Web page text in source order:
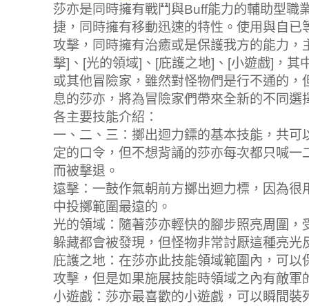
莎亦是同時擁有戰鬥與Buff能力的輔助型職
捷，同時擁有移動迅速的特性。使用與自
攻擊，同時擁有治癒或是保護我方的能力，
擊]、[光的領域]、[庇護之地]、[小遊戲]，其
或其他冒險家，雖然對怪物們是行不通的
息的莎亦，將為冒險家們帶來全新的不同選
各主要技能介紹：
一、二、三：擲出迴力鏢的基本技能，共
定的口令，但不想背誦的莎亦每次都只喊
而被擊退。
遠擊：一鼓作氣朝前方擲出迴力標，因為
中投擲範圍最遠的。
光的領域：隨著莎亦輕快的腳步照亮周圍
躲藏都會被發現，但怪物非常討厭這種亮光
庇護之地：在莎亦此技能領域範圍內，可
攻擊，但是如果施展技能時領域之內有敵軍
小遊戲：莎亦最喜歡的小遊戲，可以瞬間